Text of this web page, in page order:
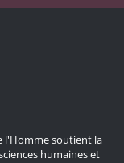
l'Homme soutient la
humaines et